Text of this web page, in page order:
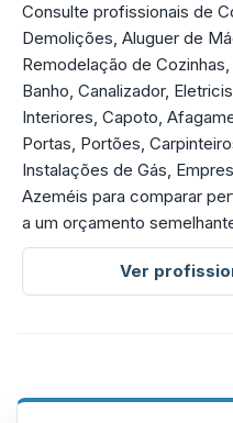
Consulte profissionais de
Demolições, Aluguer de
Remodelação de
Banho, Canalizador,
Interiores, Capoto,
Portas, Portões,
Instalações de Gás,
Azeméis para comparar
a um orçamento
Ver